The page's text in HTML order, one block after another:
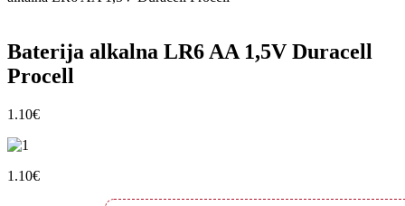
Baterija alkalna LR6 AA 1,5V Duracell
Procell
1.10€
1.10€